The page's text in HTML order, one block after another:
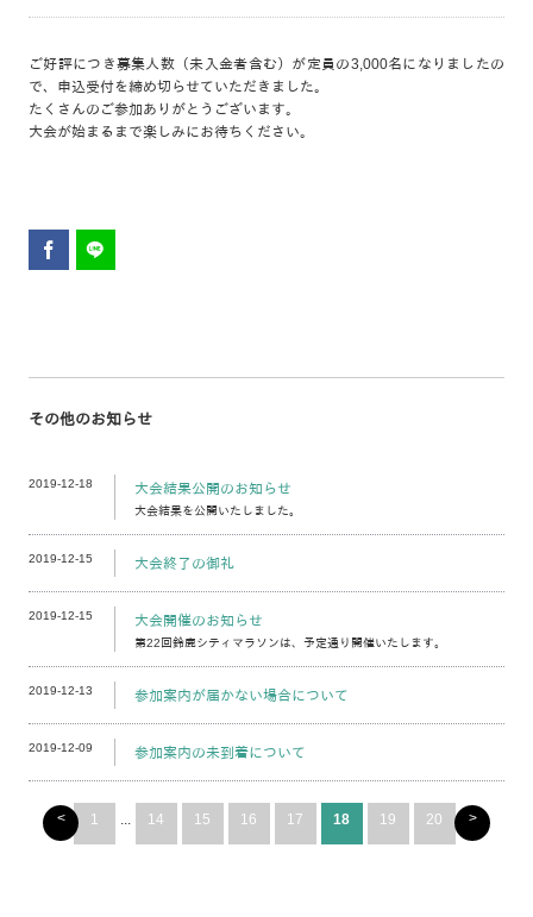
ご好評につき募集人数（未入金者含む）が定員の3,000名になりましたの
で、申込受付を締め切らせていただきました。
たくさんのご参加ありがとうございます。
大会が始まるまで楽しみにお待ちください。
その他のお知らせ
2019-12-18 大会結果公開のお知らせ
大会結果を公開いたしました。
2019-12-15 大会終了の御礼
2019-12-15 大会開催のお知らせ
第22回鈴鹿シティマラソンは、予定通り開催いたします。
2019-12-13 参加案内が届かない場合について
2019-12-09 参加案内の未到着について
< 1 ... 14 15 16 17 18 19 20 >